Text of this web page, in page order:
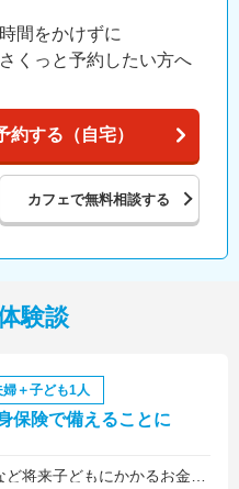
時間をかけずに
さくっと予約したい方へ
約する（自宅）
カフェで無料相談する
験談
婦＋子ども1人
保険で備えることに